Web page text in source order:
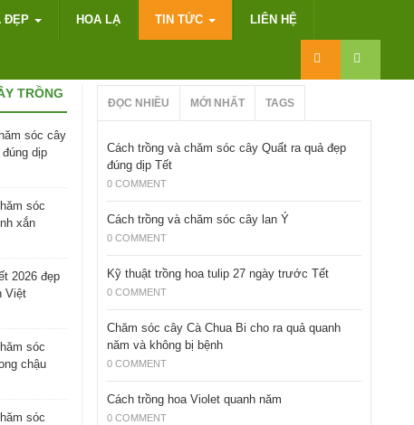
ĐẸP HOA LẠ TIN TỨC LIÊN HỆ
TRỒNG
sóc cây
dịp
sóc
xắn
2026 đẹp
Việt
sóc
chậu
sóc
ĐỌC NHIỀU MỚI NHẤT TAGS
Cách trồng và chăm sóc cây Quất ra quả đẹp
đúng dịp Tết
0 COMMENT
Cách trồng và chăm sóc cây lan Ý
0 COMMENT
Kỹ thuật trồng hoa tulip 27 ngày trước Tết
0 COMMENT
Chăm sóc cây Cà Chua Bi cho ra quả quanh
năm và không bị bệnh
0 COMMENT
Cách trồng hoa Violet quanh năm
0 COMMENT